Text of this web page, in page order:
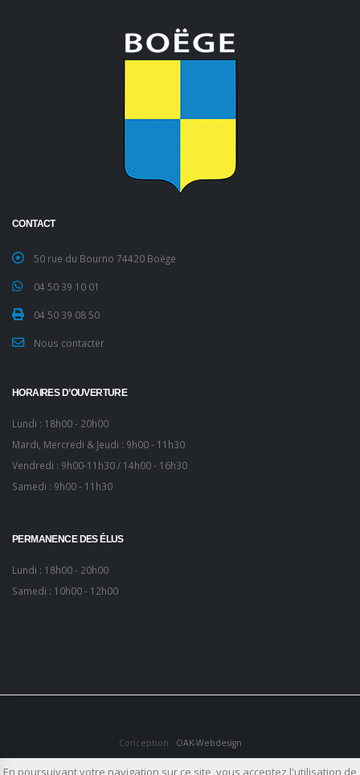
CONTACT
50 rue du Bourno 74420 Boëge
04 50 39 10 01
04 50 39 08 50
Nous contacter
HORAIRES D’OUVERTURE
Lundi : 18h00 - 20h00
Mardi, Mercredi & Jeudi : 9h00 - 11h30
Vendredi : 9h00-11h30 / 14h00 - 16h30
Samedi : 9h00 - 11h30
PERMANENCE DES ÉLUS
Lundi : 18h00 - 20h00
Samedi : 10h00 - 12h00
Conception : OAK-Webdesign
En poursuivant votre navigation sur ce site, vous acceptez l'utilisation de